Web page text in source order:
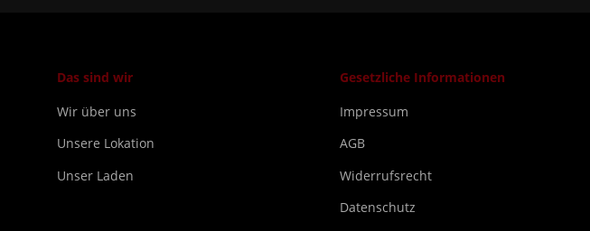
Das sind wir
Wir über uns
Unsere Lokation
Unser Laden
Gesetzliche Informationen
Impressum
AGB
Widerrufsrecht
Datenschutz